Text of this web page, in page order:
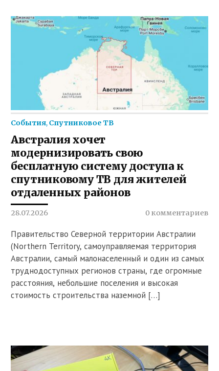
События, Спутниковое ТВ
Австралия хочет
модернизировать свою
бесплатную систему доступа к
спутниковому ТВ для жителей
отдаленных районов
28.07.2026 0 комментариев
Правительство Северной территории Австралии
(Northern Territory, самоуправляемая территория
Австралии, самый малонаселенный и один из самых
труднодоступных регионов страны, где огромные
расстояния, небольшие поселения и высокая
стоимость строительства наземной […]